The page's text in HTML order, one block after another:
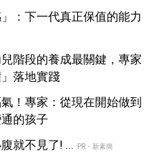
：下一代真正保值的能力
階段的養成最關鍵，專家
落地實踐
！專家：從現在開始做到
的孩子
就不見了! ...
PR・新素簡